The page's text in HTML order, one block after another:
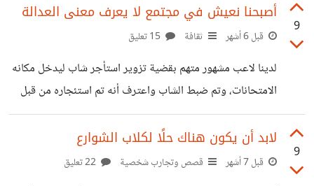
التركيز على النفس ووعيها. طبعًا هو محق جدًا، فاليوم ومع
اقتراب الشهر الفضيل -كل عام وأنتم بخير ورمضان كريم عليكم-
احتياجاتهم وشراء أشياء لا تأكل إلا برمضان، يعني بدلا من صفاء
الذهن والاستعداد الروحي للشهر الناس تقلق حول التكلفة المالية
المطلوبة لتغطية
9
أصبحنا نعيش في مجتمع لا يعرف معنى العدالة
قبل 6 أشهر ثقافة
لدينا لاعب مشهور متهم بقضية تزوير استأجر شاب ليدخل مكانه
الامتحانات، وتم ضبط الشاب واعترف أنه تم استئجاره من قبل
اللاعب ليلتحق بدلا منه بلجان الامتحانات، المهم تم الحكم عليه
بالحبس لمدة عام مع دفع غرامة، الغريب أنه بالاستئناف تم إيقاف
التنفيذ لمدة ثلاثة سنوات، لم أتوقع ذلك لأن هذه قضية واضحة
9
لابد أن يكون هناك حلًا لكلاب الشوارع
قبل 7 أشهر قصص وتجارب شخصية